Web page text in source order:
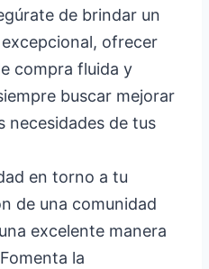
de brindar un
ofrecer
compra fluida y
buscar mejorar
necesidades de tus
en torno a tu
de una comunidad
excelente manera
la